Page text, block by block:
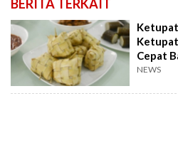
BERITA TERKAIT
Cepat
NEWS